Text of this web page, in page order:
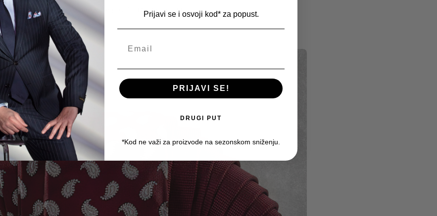
do peta - svaki deo vašeg outfita bude u skladu.
Prijavi se i osvoji kod* za popust.
PRIJAVI SE!
DRUGI PUT
*Kod ne važi za proizvode na sezonskom sniženju.